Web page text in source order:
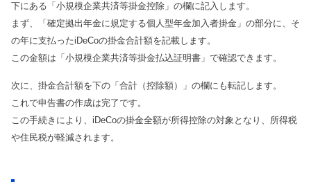
下にある「小規模企業共済等掛金控除」の欄に記入します。
まず、「確定拠出年金に規定する個人型年金加入者掛金」の部分に、そ
の年に支払ったiDeCoの掛金合計額を記載します。
この金額は「小規模企業共済等掛金払込証明書」で確認できます。
次に、掛金合計額を下の「合計（控除額）」の欄にも転記します。
これで申告書の作成は完了です。
この手続きにより、iDeCoの掛金全額が所得控除の対象となり、所得税
や住民税が軽減されます。